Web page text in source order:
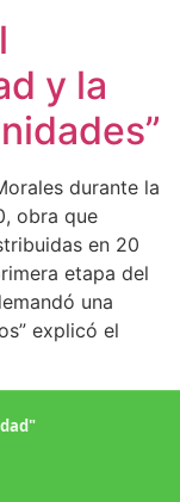
y la
durante la
obra que
en 20
etapa del
una
explicó el